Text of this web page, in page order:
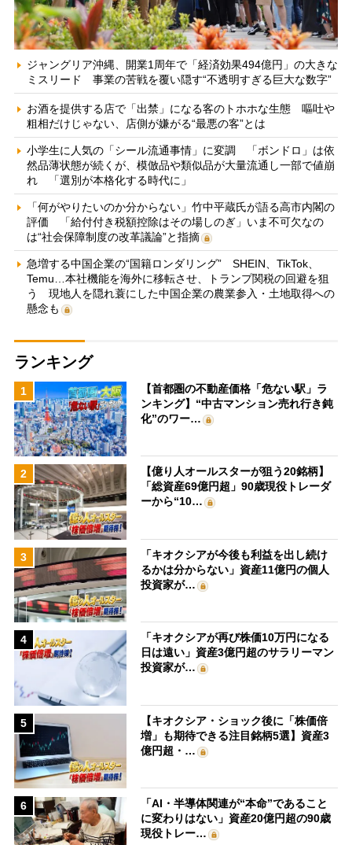
ジャングリア沖縄、開業1周年で「経済効果494億円」の大きな
ミスリード 事業の苦戦を覆い隠す“不透明すぎる巨大な数字”
お酒を提供する店で「出禁」になる客のトホホな生態 嘔吐や
粗相だけじゃない、店側が嫌がる“最悪の客”とは
小学生に人気の「シール流通事情」に変調 「ボンドロ」は依
然品薄状態が続くが、模倣品や類似品が大量流通し一部で値崩
れ 「選別が本格化する時代に」
「何がやりたいのか分からない」竹中平蔵氏が語る高市内閣の
評価 「給付付き税額控除はその場しのぎ」いま不可欠なの
は“社会保障制度の改革議論”と指摘
急増する中国企業の“国籍ロンダリング” SHEIN、TikTok、
Temu…本社機能を海外に移転させ、トランプ関税の回避を狙
う 現地人を隠れ蓑にした中国企業の農業参入・土地取得への
懸念も
ランキング
1
【首都圏の不動産価格「危ない駅」ラ
ンキング】“中古マンション売れ行き鈍
化”のワー…
2
【億り人オールスターが狙う20銘柄】
「総資産69億円超」90歳現役トレーダ
ーから“10…
3
「キオクシアが今後も利益を出し続け
るかは分からない」資産11億円の個人
投資家が…
4
「キオクシアが再び株価10万円になる
日は遠い」資産3億円超のサラリーマン
投資家が…
5
【キオクシア・ショック後に「株価倍
増」も期待できる注目銘柄5選】資産3
億円超・…
6
「AI・半導体関連が“本命”であること
に変わりはない」資産20億円超の90歳
現役トレー…